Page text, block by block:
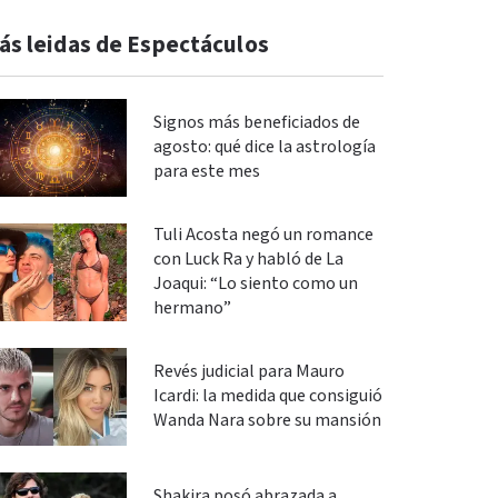
leidas de Espectáculos
Signos más beneficiados de
agosto: qué dice la astrología
para este mes
Tuli Acosta negó un romance
con Luck Ra y habló de La
Joaqui: “Lo siento como un
hermano”
Revés judicial para Mauro
Icardi: la medida que consiguió
Wanda Nara sobre su mansión